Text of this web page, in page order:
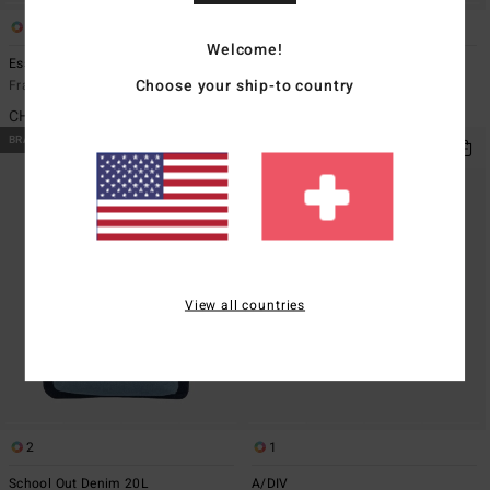
Essential Cord
Frauen Grün Baseballcap
CHF 35,00
Frauen Rot Strickschal
BRANDNEU
2
School Out Denim 20L
1
A/DIV
Welcome!
Choose your ship-to country
View all countries